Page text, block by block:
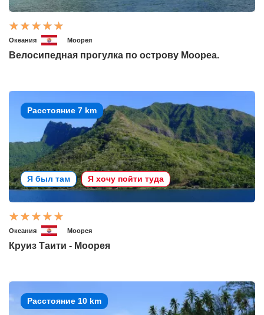
Океания Моорея
Велосипедная прогулка по острову Моореа.
Расстояние 7 km
Я был там Я хочу пойти туда
Океания Моорея
Круиз Таити - Моорея
Расстояние 10 km